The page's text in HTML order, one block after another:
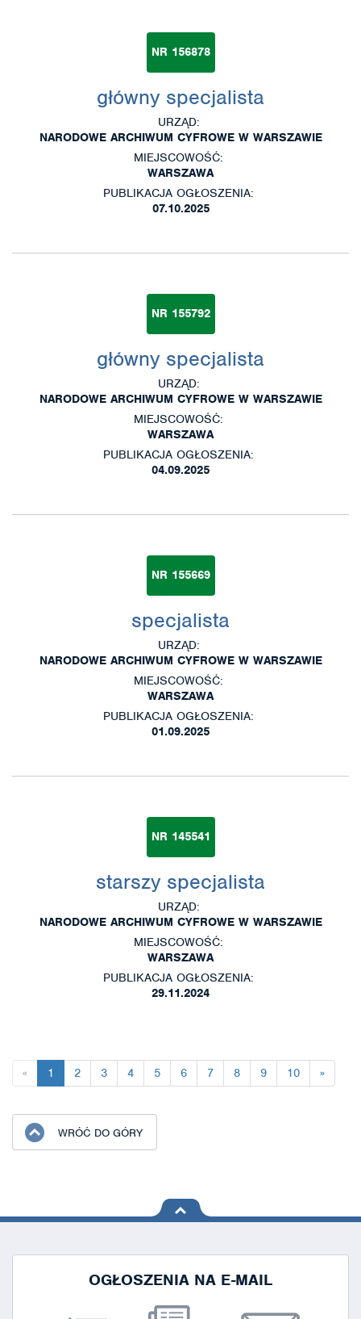
NR 156878
główny specjalista
URZĄD:
NARODOWE ARCHIWUM CYFROWE W WARSZAWIE
MIEJSCOWOŚĆ:
WARSZAWA
PUBLIKACJA OGŁOSZENIA:
07.10.2025
NR 155792
główny specjalista
URZĄD:
NARODOWE ARCHIWUM CYFROWE W WARSZAWIE
MIEJSCOWOŚĆ:
WARSZAWA
PUBLIKACJA OGŁOSZENIA:
04.09.2025
NR 155669
specjalista
URZĄD:
NARODOWE ARCHIWUM CYFROWE W WARSZAWIE
MIEJSCOWOŚĆ:
WARSZAWA
PUBLIKACJA OGŁOSZENIA:
01.09.2025
NR 145541
starszy specjalista
URZĄD:
NARODOWE ARCHIWUM CYFROWE W WARSZAWIE
MIEJSCOWOŚĆ:
WARSZAWA
PUBLIKACJA OGŁOSZENIA:
29.11.2024
« 1 2 3 4 5 6 7 8 9 10 »
WRÓĆ DO GÓRY
na górę
OGŁOSZENIA NA E-MAIL